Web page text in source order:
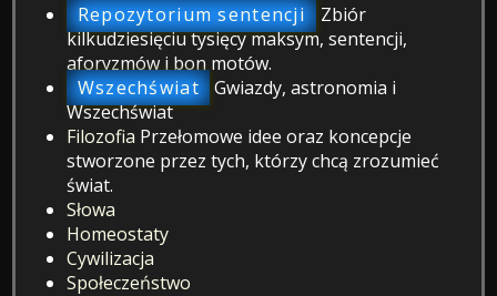
Repozytorium sentencji
Zbiór
kilkudziesięciu tysięcy maksym, sentencji,
aforyzmów i bon motów.
Wszechświat Gwiazdy, astronomia i
Wszechświat
Filozofia Przełomowe idee oraz koncepcje
stworzone przez tych, którzy chcą zrozumieć
świat.
Słowa
Homeostaty
Cywilizacja
Społeczeństwo